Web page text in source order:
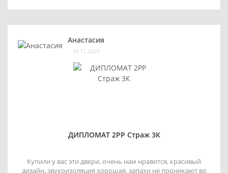
Анастасия
19.11.2020
ДИПЛОМАТ 2РР Страж 3К
Купили у вас эти двери, очень нам нравится, красивый
дизайн, звукоизоляция хорошая, запахи не проникают во